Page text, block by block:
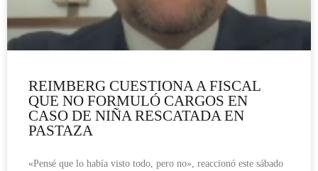
REIMBERG CUESTIONA A FISCAL
QUE NO FORMULÓ CARGOS EN
CASO DE NIÑA RESCATADA EN
PASTAZA
«Pensé que lo había visto todo, pero no», reaccionó este sábado